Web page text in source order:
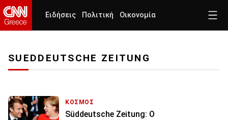
Ειδήσεις Πολιτική Οικονομία
SUEDDEUTSCHE ZEITUNG
ΚΟΣΜΟΣ
Süddeutsche Zeitung: Ο